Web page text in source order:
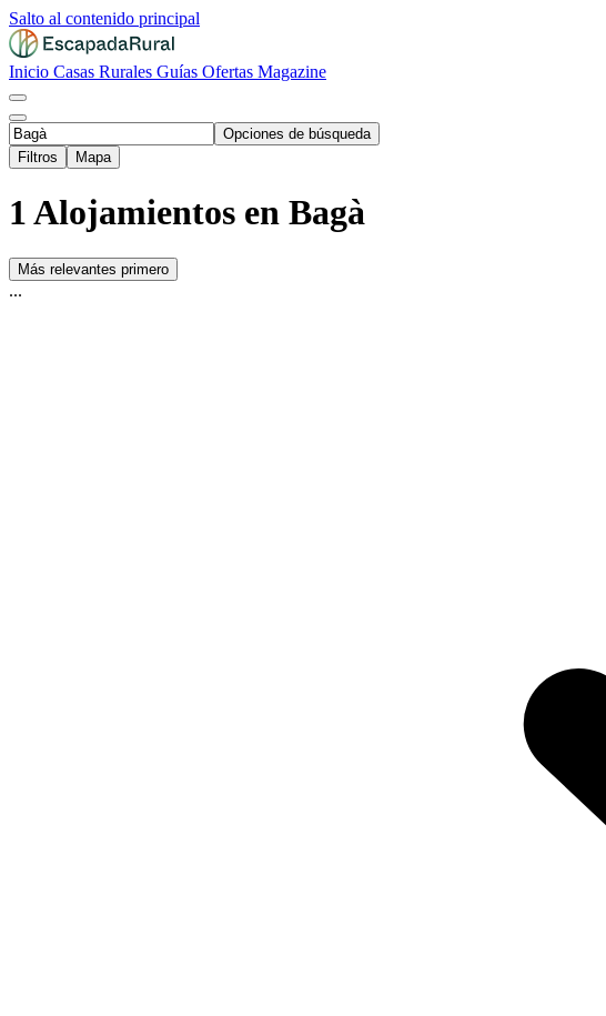
Salto al contenido principal
Inicio Casas Rurales Guías Ofertas Magazine
Opciones de búsqueda
Filtros
Mapa
1 Alojamientos en Bagà
Más relevantes primero
...